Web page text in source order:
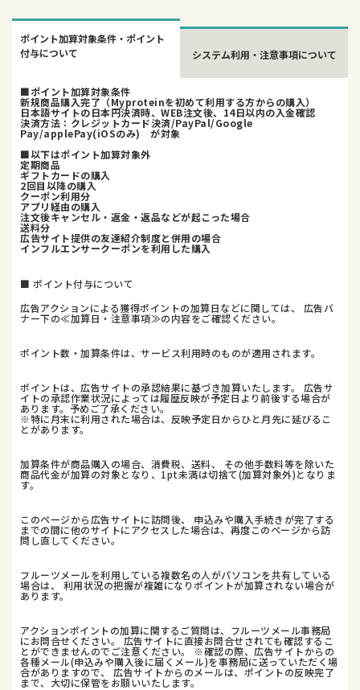
ポイント加算対象条件・ポイント
付与について
システム利用・注意事項について
■ポイント加算対象条件
新規商品購入完了（Myproteinを初めて利用する方からの購入）
日本語サイトの日本円決済時、WEB注文後、14日以内の入金確認
決済方法：クレジットカード決済/PayPal/Google
Pay/applePay(iOSのみ) が対象
■以下はポイント加算対象外
定期商品
ギフトカードの購入
2回目以降の購入
クーポン利用分
アプリ経由の購入
注文後キャンセル・返金・返品などが起こった場合
送料分
広告サイト提供の友達紹介制度と併用の場合
インフルエンサークーポンを利用した購入
■ ポイント付与について
広告アクションによる獲得ポイントの加算日などに関しては、 広告バ
ナー下の≪加算日・注意事項≫の内容をご確認ください。
ポイント数・加算条件は、サービス利用時のものが適用されます。
ポイントは、広告サイトの承認結果に基づき加算いたします。 広告サ
イトの承認作業状況によっては履歴反映が予定日より前後する場合が
あります。予めご了承ください。
※特に月末に利用された場合は、反映予定日からひと月先に延びるこ
とがあります。
加算条件が商品購入の場合、消費税、送料、 その他手数料等を除いた
商品代金が加算の対象となり、1pt未満は切捨て(加算対象外)となりま
す。
このページから広告サイトに訪問後、 申込みや購入手続きが完了する
までの間に他のサイトにアクセスした場合は、再度このページから訪
問し直してください。
フルーツメールを利用している複数名の人がパソコンを共有している
場合は、 利用状況の把握が複雑になりポイントが加算されない場合が
あります。
アクションポイントの加算に関するご質問は、フルーツメール事務局
にお問合せください。 広告サイトに直接お問合せされても確認するこ
とができませんのでご注意ください。 ※確認の際、広告サイトからの
各種メール(申込みや購入後に届くメール)を事務局に送っていただく場
合がありますので、 広告サイトからのメールは、ポイントの反映完了
まで、大切に保管をお願いいたします。